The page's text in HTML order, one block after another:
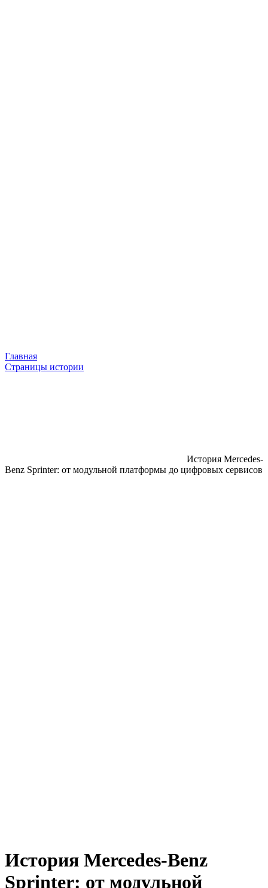
Главная
Страницы истории
История Mercedes-
Benz Sprinter: от модульной платформы до цифровых сервисов
История Mercedes-Benz
Sprinter: от модульной